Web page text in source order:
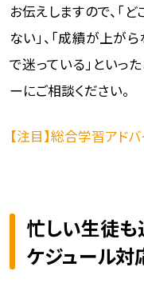
お伝えしますので、「
ない」、「成績が上が
で迷っている」といっ
ーにご相談ください。
【注目】総合学習アド
忙しい生徒
ケジュール対